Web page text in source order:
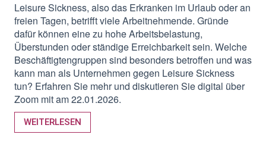
Leisure Sickness, also das Erkranken im Urlaub oder an
freien Tagen, betrifft viele Arbeitnehmende. Gründe
dafür können eine zu hohe Arbeitsbelastung,
Überstunden oder ständige Erreichbarkeit sein. Welche
Beschäftigtengruppen sind besonders betroffen und was
kann man als Unternehmen gegen Leisure Sickness
tun? Erfahren Sie mehr und diskutieren Sie digital über
Zoom mit am 22.01.2026.
WEITERLESEN